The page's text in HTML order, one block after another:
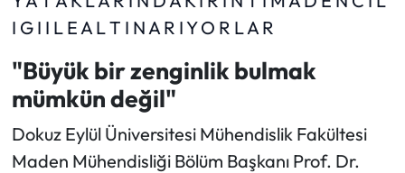
"Büyük bir zenginlik bulmak
mümkün değil"
Dokuz Eylül Üniversitesi Mühendislik Fakültesi
Maden Mühendisliği Bölüm Başkanı Prof. Dr.